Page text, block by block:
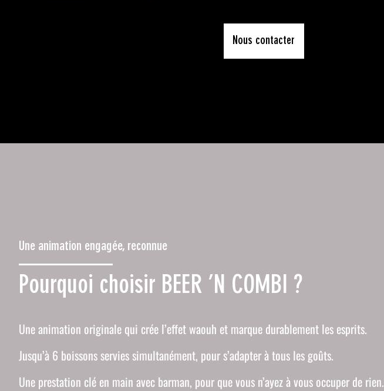
Nous contacter
Une animation engagée, reconnue
Pourquoi choisir BEER ’N COMBI ?
Une animation originale qui crée l’effet waouh et marque durablement les esprits.
Jusqu’à 6 boissons servies simultanément, pour s’adapter à tous les goûts.
Une prestation clé en main avec barman, pour que vous n’ayez à vous occuper de rien.